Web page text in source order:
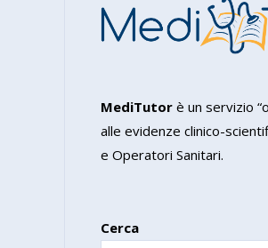
MediTutor è un servizio
alle evidenze clinico-
e Operatori Sanitari.
Cerca